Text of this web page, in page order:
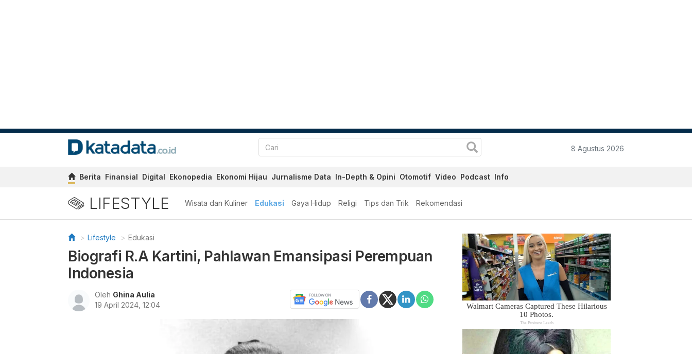
8 Agustus 2026
Berita Finansial Digital Ekonopedia Ekonomi Hijau Jurnalisme Data In-Depth & Opini Otomotif Video Podcast Info
LIFESTYLE Wisata dan Kuliner Edukasi Gaya Hidup Religi Tips dan Trik Rekomendasi
Lifestyle Edukasi
Biografi R.A Kartini, Pahlawan Emansipasi Perempuan
Indonesia
Oleh Ghina Aulia
19 April 2024, 12:04